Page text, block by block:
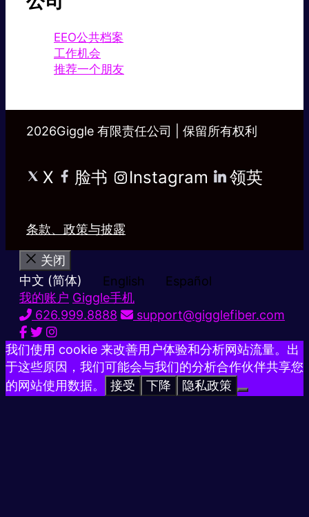
EEO公共档案
工作机会
推荐一个朋友
2026Giggle 有限责任公司 | 保留所有权利
X 脸书 Instagram 领英
条款、政策与披露
关闭
中文 (简体)
English
Español
我的账户 Giggle手机
626.999.8888
support@gigglefiber.com
我们使用 cookie 来改善用户体验和分析网站流量。出
于这些原因，我们可能会与我们的分析合作伙伴共享您
的网站使用数据。
接受 下降 隐私政策